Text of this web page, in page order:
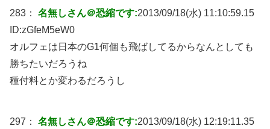
283： 名無しさん＠恐縮です:2013/09/18(水) 11:10:59.15
ID:zGfeM5eW0
オルフェは日本のG1何個も飛ばしてるからなんとしても
勝ちたいだろうね
種付料とか変わるだろうし
297： 名無しさん＠恐縮です:2013/09/18(水) 12:19:11.35